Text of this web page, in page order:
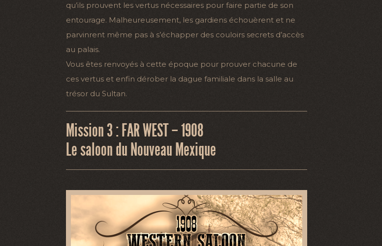
qu’ils prouvent les vertus nécessaires pour faire partie de son
entourage. Malheureusement, les gardiens échouèrent et ne
parvinrent même pas à s’échapper des couloirs secrets d’accès
au palais.
Vous êtes renvoyés à cette époque pour prouver chacune de
ces vertus et enfin dérober la dague familiale dans la salle au
trésor du Sultan.
Mission 3 : FAR WEST – 1908
Le saloon du Nouveau Mexique